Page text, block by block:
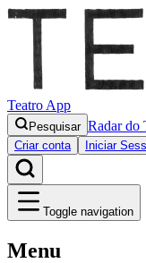
Teatro App
Pesquisar Radar do
Criar conta Iniciar
Toggle navigation
Menu